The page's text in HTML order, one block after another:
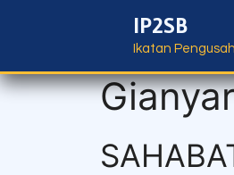
IP2SB
Ikatan